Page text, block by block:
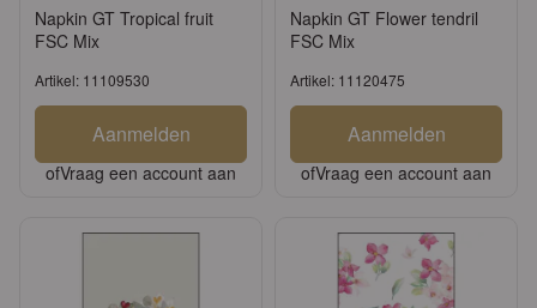
Napkin GT Tropical fruit
FSC Mix
Artikel: 11109530
Aanmelden
ofVraag een account aan
Napkin GT Flower tendril
FSC Mix
Artikel: 11120475
Aanmelden
ofVraag een account aan